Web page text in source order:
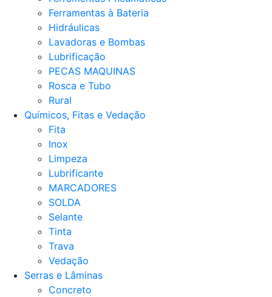
Ferramentas à Bateria
Hidráulicas
Lavadoras e Bombas
Lubrificação
PECAS MAQUINAS
Rosca e Tubo
Rural
Químicos, Fitas e Vedação
Fita
Inox
Limpeza
Lubrificante
MARCADORES
SOLDA
Selante
Tinta
Trava
Vedação
Serras e Lâminas
Concreto